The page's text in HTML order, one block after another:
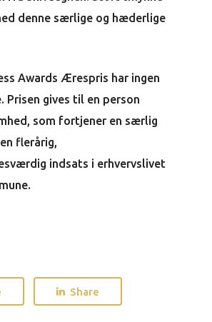
denne særlige og hæderlige
Awards Ærespris har ingen
Prisen gives til en person
som fortjener en særlig
flerårig,
indsats i erhvervslivet
Share